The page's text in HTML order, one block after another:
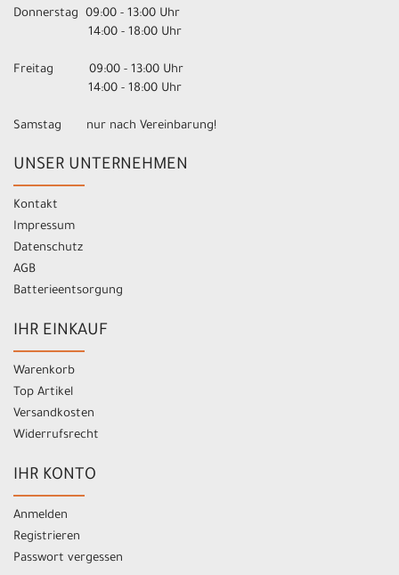
Donnerstag 09:00 - 13:00 Uhr
14:00 - 18:00 Uhr
Freitag 09:00 - 13:00 Uhr
14:00 - 18:00 Uhr
Samstag nur nach Vereinbarung!
UNSER UNTERNEHMEN
Kontakt
Impressum
Datenschutz
AGB
Batterieentsorgung
IHR EINKAUF
Warenkorb
Top Artikel
Versandkosten
Widerrufsrecht
IHR KONTO
Anmelden
Registrieren
Passwort vergessen